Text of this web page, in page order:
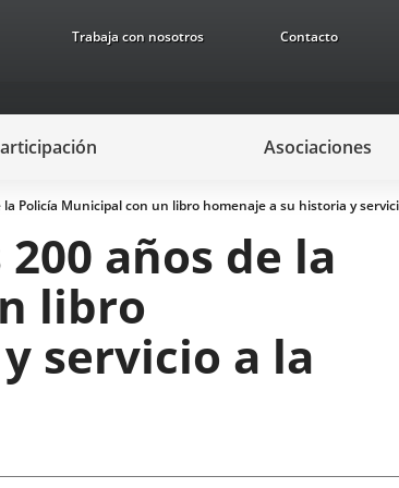
Trabaja con nosotros Contacto
Asociaciones
la Policía Municipal con un libro homenaje a su historia y
años de la
libro
servicio a la